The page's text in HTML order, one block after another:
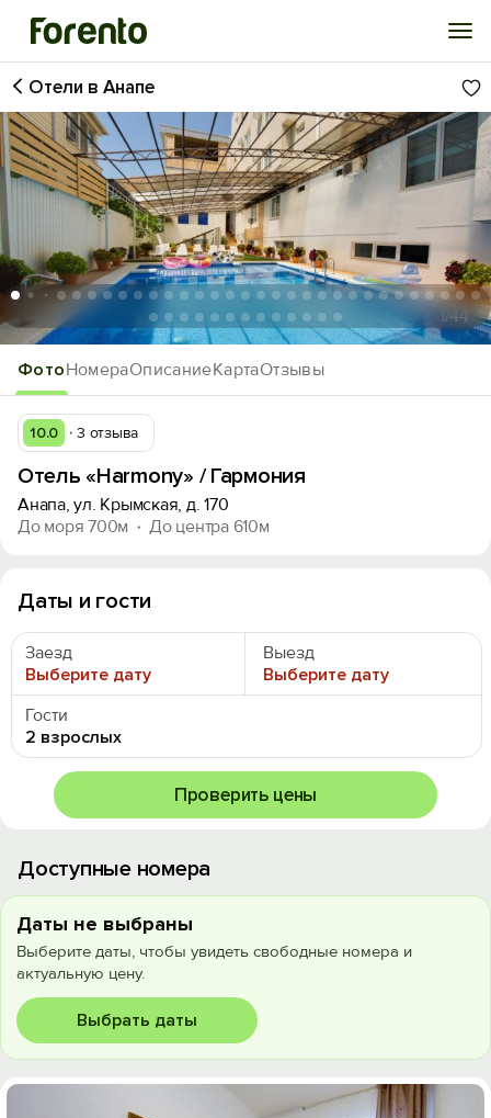
Войти
Избранное
История просмотра
Добавить свой объект
ФотоНомераОписаниеКартаОтзывы
Отели в Анапе
1/44
10.0 3 отзыва
Отель «Harmony» / Гармония
Анапа, ул. Крымская, д. 170
До моря 700м
До центра 610м
Даты и гости
Заезд
Выберите дату
Выезд
Выберите дату
Гости
2 взрослых
Проверить цены
Доступные номера
Даты не выбраны
Выберите даты, чтобы увидеть свободные номера и
актуальную цену.
Выбрать даты